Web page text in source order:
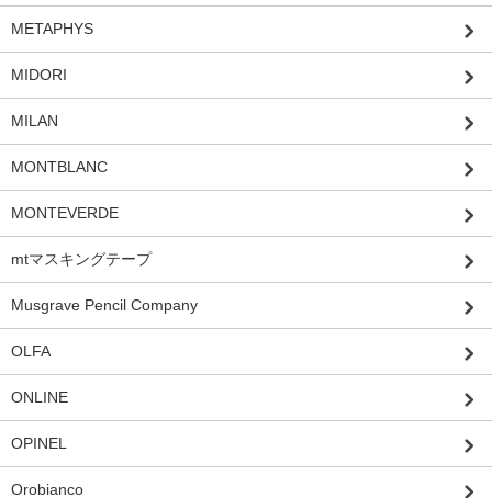
METAPHYS
MIDORI
MILAN
MONTBLANC
MONTEVERDE
mtマスキングテープ
Musgrave Pencil Company
OLFA
ONLINE
OPINEL
Orobianco